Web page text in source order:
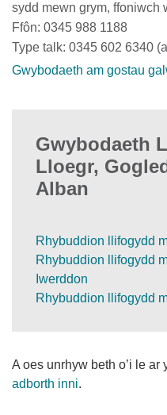
sydd mewn grym, ffoniwch
Ffôn: 0345 988 1188
Type talk: 0345 602 6340
Gwybodaeth am gostau
Gwybodaeth
Lloegr,
Alban
Rhybuddion llifogydd
Rhybuddion llifogydd
Iwerddon
Rhybuddion llifogydd
A oes unrhyw beth o’i le ar
adborth inni.